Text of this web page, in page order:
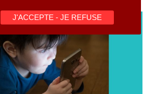
J'ACCEPTE - JE REFUSE